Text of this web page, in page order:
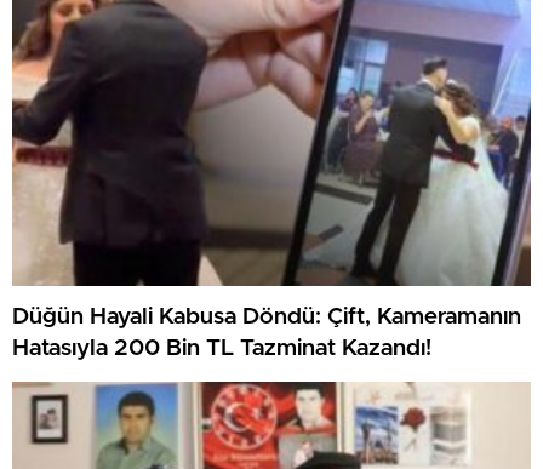
Düğün Hayali Kabusa Döndü: Çift, Kameramanın
Hatasıyla 200 Bin TL Tazminat Kazandı!